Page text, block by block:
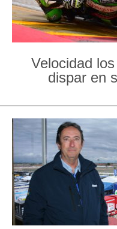
Velocidad
dispar en